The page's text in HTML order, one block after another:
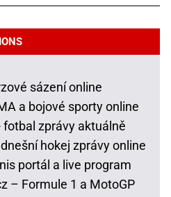
sázení online
a bojové sporty online
fotbal zprávy aktuálně
hokej zprávy online
portál a live program
– Formule 1 a MotoGP